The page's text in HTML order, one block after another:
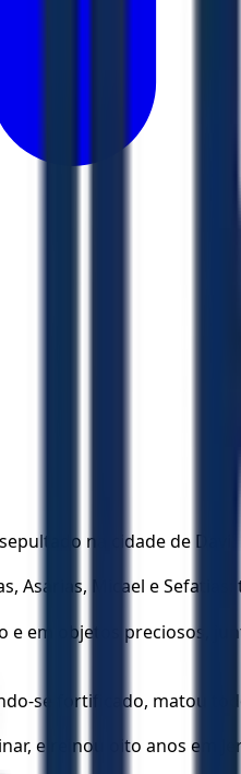
na cidade de Davi.
Asarias, Micael e
e em objetos preciosos,
se fortificado, matou
e reinou oito anos em